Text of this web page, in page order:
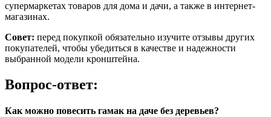
супермаркетах товаров для дома и дачи, а также в интернет-
магазинах.
Совет: перед покупкой обязательно изучите отзывы других
покупателей, чтобы убедиться в качестве и надежности
выбранной модели кронштейна.
Вопрос-ответ:
Как можно повесить гамак на даче без деревьев?